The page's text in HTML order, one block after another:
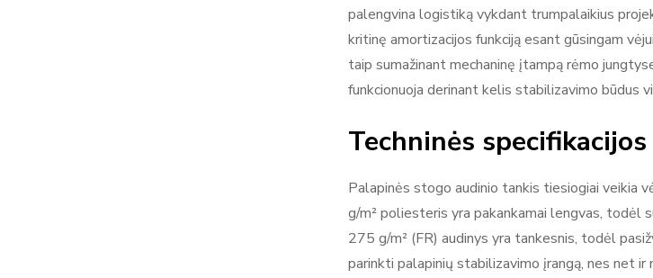
palengvina logistiką vykdant trumpalaikius
kritinę amortizacijos funkciją esant gūsingam
taip sumažinant mechaninę įtampą rėmo
funkcionuoja derinant kelis stabilizavimo būdus
Techninės
Palapinės stogo audinio tankis tiesiogiai veikia
g/m² poliesteris yra pakankamai lengvas, todėl
275 g/m² (FR) audinys yra tankesnis, todėl
parinkti palapinių stabilizavimo įrangą, nes net